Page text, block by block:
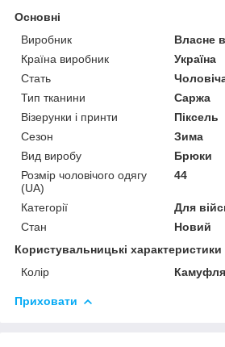
Основні
Виробник
Власне
Країна виробник
Україна
Стать
Тип тканини
Саржа
Візерунки і принти
Піксель
Сезон
Зима
Вид виробу
Брюки
Розмір чоловічого одягу
(UA)
44
Категорії
Для
Стан
Новий
Користувальницькі характеристики
Колір
Приховати